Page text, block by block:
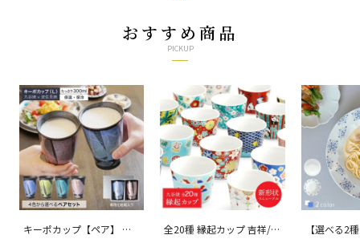
おすすめ商品
PICKUP
キーポカップ【ペア】 ラ
全20種 縁起カップ 吉祥/青
【選べる2